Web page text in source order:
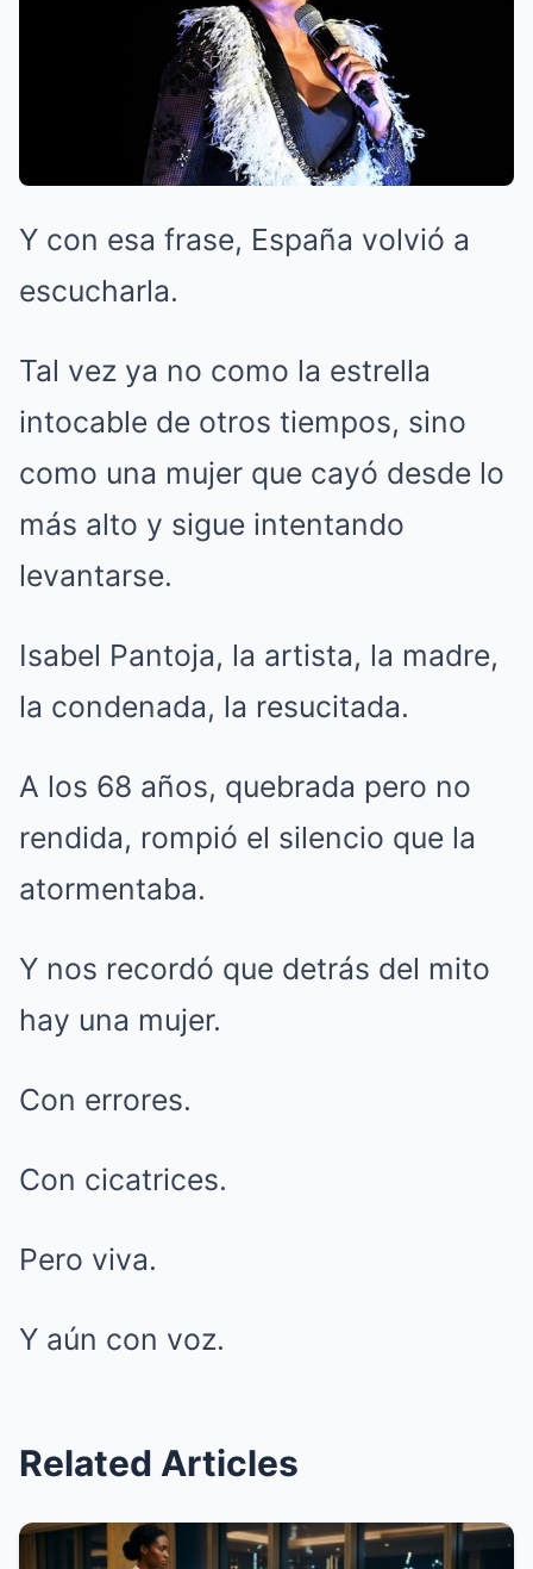
Y con esa frase, España volvió a
escucharla.
Tal vez ya no como la estrella
intocable de otros tiempos, sino
como una mujer que cayó desde lo
más alto y sigue intentando
levantarse.
Isabel Pantoja, la artista, la madre,
la condenada, la resucitada.
A los 68 años, quebrada pero no
rendida, rompió el silencio que la
atormentaba.
Y nos recordó que detrás del mito
hay una mujer.
Con errores.
Con cicatrices.
Pero viva.
Y aún con voz.
Related Articles